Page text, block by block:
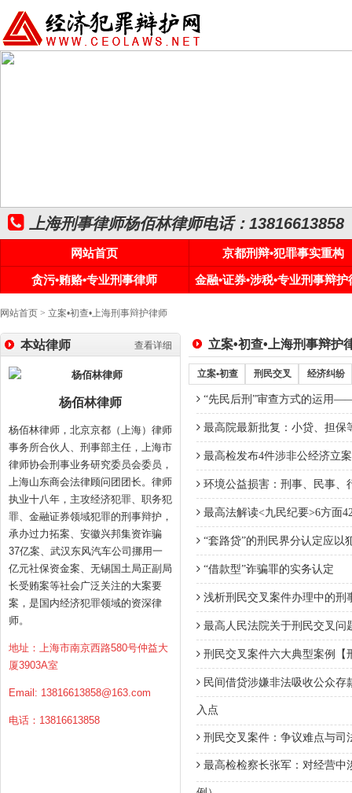
上海刑事律师杨佰林律师电话：13816613858
网站首页
京都刑辩•犯罪事实重构
贪污•贿赂•专业刑事律师
金融•证券•涉税•专业刑事辩护
网站首页 > 立案•初查•上海刑事辩护律师
查看详细
本站律师
杨佰林律师
杨佰林律师，北京京都（上海）律师
事务所合伙人、刑事部主任，上海市
律师协会刑事业务研究委员会委员，
上海山东商会法律顾问团团长。律师
执业十八年，主攻经济犯罪、职务犯
罪、金融证券领域犯罪的刑事辩护，
承办过力拓案、安徽兴邦集资诈骗
37亿案、武汉东风汽车公司挪用一
亿元社保资金案、无锡国土局正副局
长受贿案等社会广泛关注的大案要
案，是国内经济犯罪领域的资深律
师。
地址：上海市南京西路580号仲益大
厦3903A室
Email: 13816613858@163.com
电话：13816613858
立案•初查•上海刑事辩护
立案•初查 刑民交叉 经济纠纷
“先民后刑”审查方式的运用
最高院最新批复：小贷、担保
最高检发布4件涉非公经济立
环境公益损害：刑事、民事、
最高法解读<九民纪要>6方面
“套路贷”的刑民界分认定应以
“借款型”诈骗罪的实务认定
浅析刑民交叉案件办理中的刑
最高人民法院关于刑民交叉问
刑民交叉案件六大典型案例【
民间借贷涉嫌非法吸收公众
入点
刑民交叉案件：争议难点与司
最高检检察长张军：对经营中